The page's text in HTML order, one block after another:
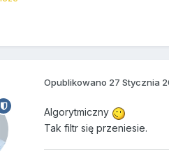
Opublikowano 27 Stycznia
Algorytmiczny
Tak filtr się przeniesie.